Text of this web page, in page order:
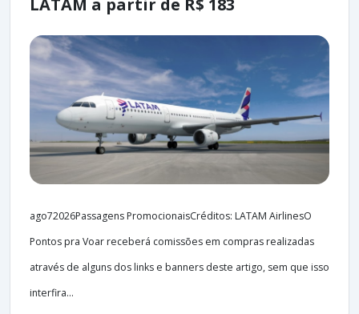
LATAM a partir de R$ 183
ago72026Passagens PromocionaisCréditos: LATAM AirlinesO
Pontos pra Voar receberá comissões em compras realizadas
através de alguns dos links e banners deste artigo, sem que isso
interfira...